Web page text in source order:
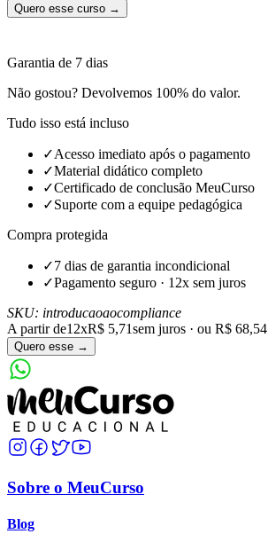
Quero esse curso →
Garantia de 7 dias
Não gostou? Devolvemos 100% do valor.
Tudo isso está incluso
✓Acesso imediato após o pagamento
✓Material didático completo
✓Certificado de conclusão MeuCurso
✓Suporte com a equipe pedagógica
Compra protegida
✓7 dias de garantia incondicional
✓Pagamento seguro · 12x sem juros
SKU: introducaoaocompliance
A partir de12xR$ 5,71sem juros · ou R$ 68,54
Quero esse →
Sobre o MeuCurso
Blog